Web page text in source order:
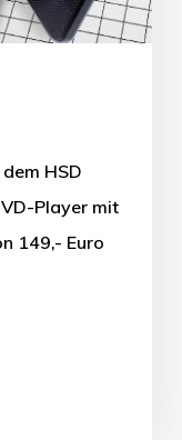
HSD
Player mit
149,- Euro